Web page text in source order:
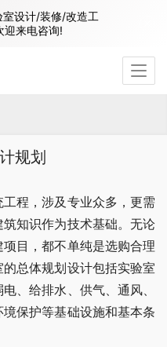
规划
程，涉及专业众多，更需
知识作为技术基础。无论
目，都不单纯是选购合理
总体规划设计包括实验室
、给排水、供气、通风、
保护等基础设施和基本条
设计/装修/改造工
迎来电咨询!